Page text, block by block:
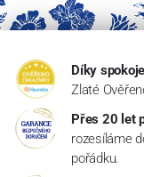
Díky
Zlaté
Přes 20 let
rozesíláme
pořádku.